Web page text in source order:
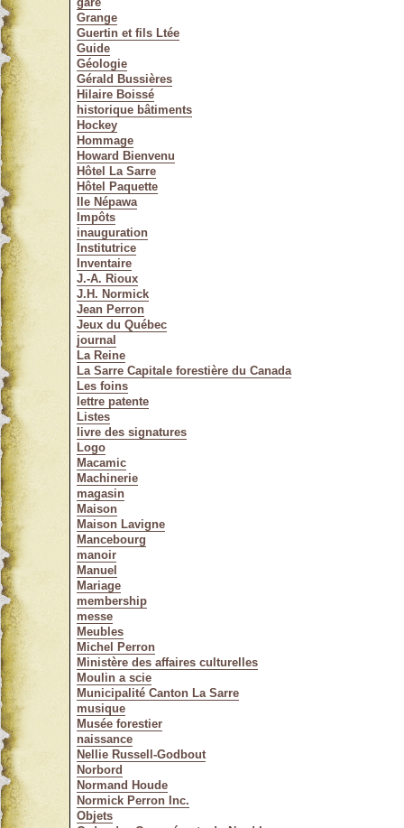
Grange
Guertin et fils Ltée
Guide
Géologie
Gérald Bussières
Hilaire Boissé
historique bâtiments
Hockey
Hommage
Howard Bienvenu
Hôtel La Sarre
Hôtel Paquette
Ile Népawa
Impôts
inauguration
Institutrice
Inventaire
J.-A. Rioux
J.H. Normick
Jean Perron
Jeux du Québec
journal
La Reine
La Sarre Capitale forestière du Canada
Les foins
lettre patente
Listes
livre des signatures
Logo
Macamic
Machinerie
magasin
Maison
Maison Lavigne
Mancebourg
manoir
Manuel
Mariage
membership
messe
Meubles
Michel Perron
Ministère des affaires culturelles
Moulin a scie
Municipalité Canton La Sarre
musique
Musée forestier
naissance
Nellie Russell-Godbout
Norbord
Normand Houde
Normick Perron Inc.
Objets